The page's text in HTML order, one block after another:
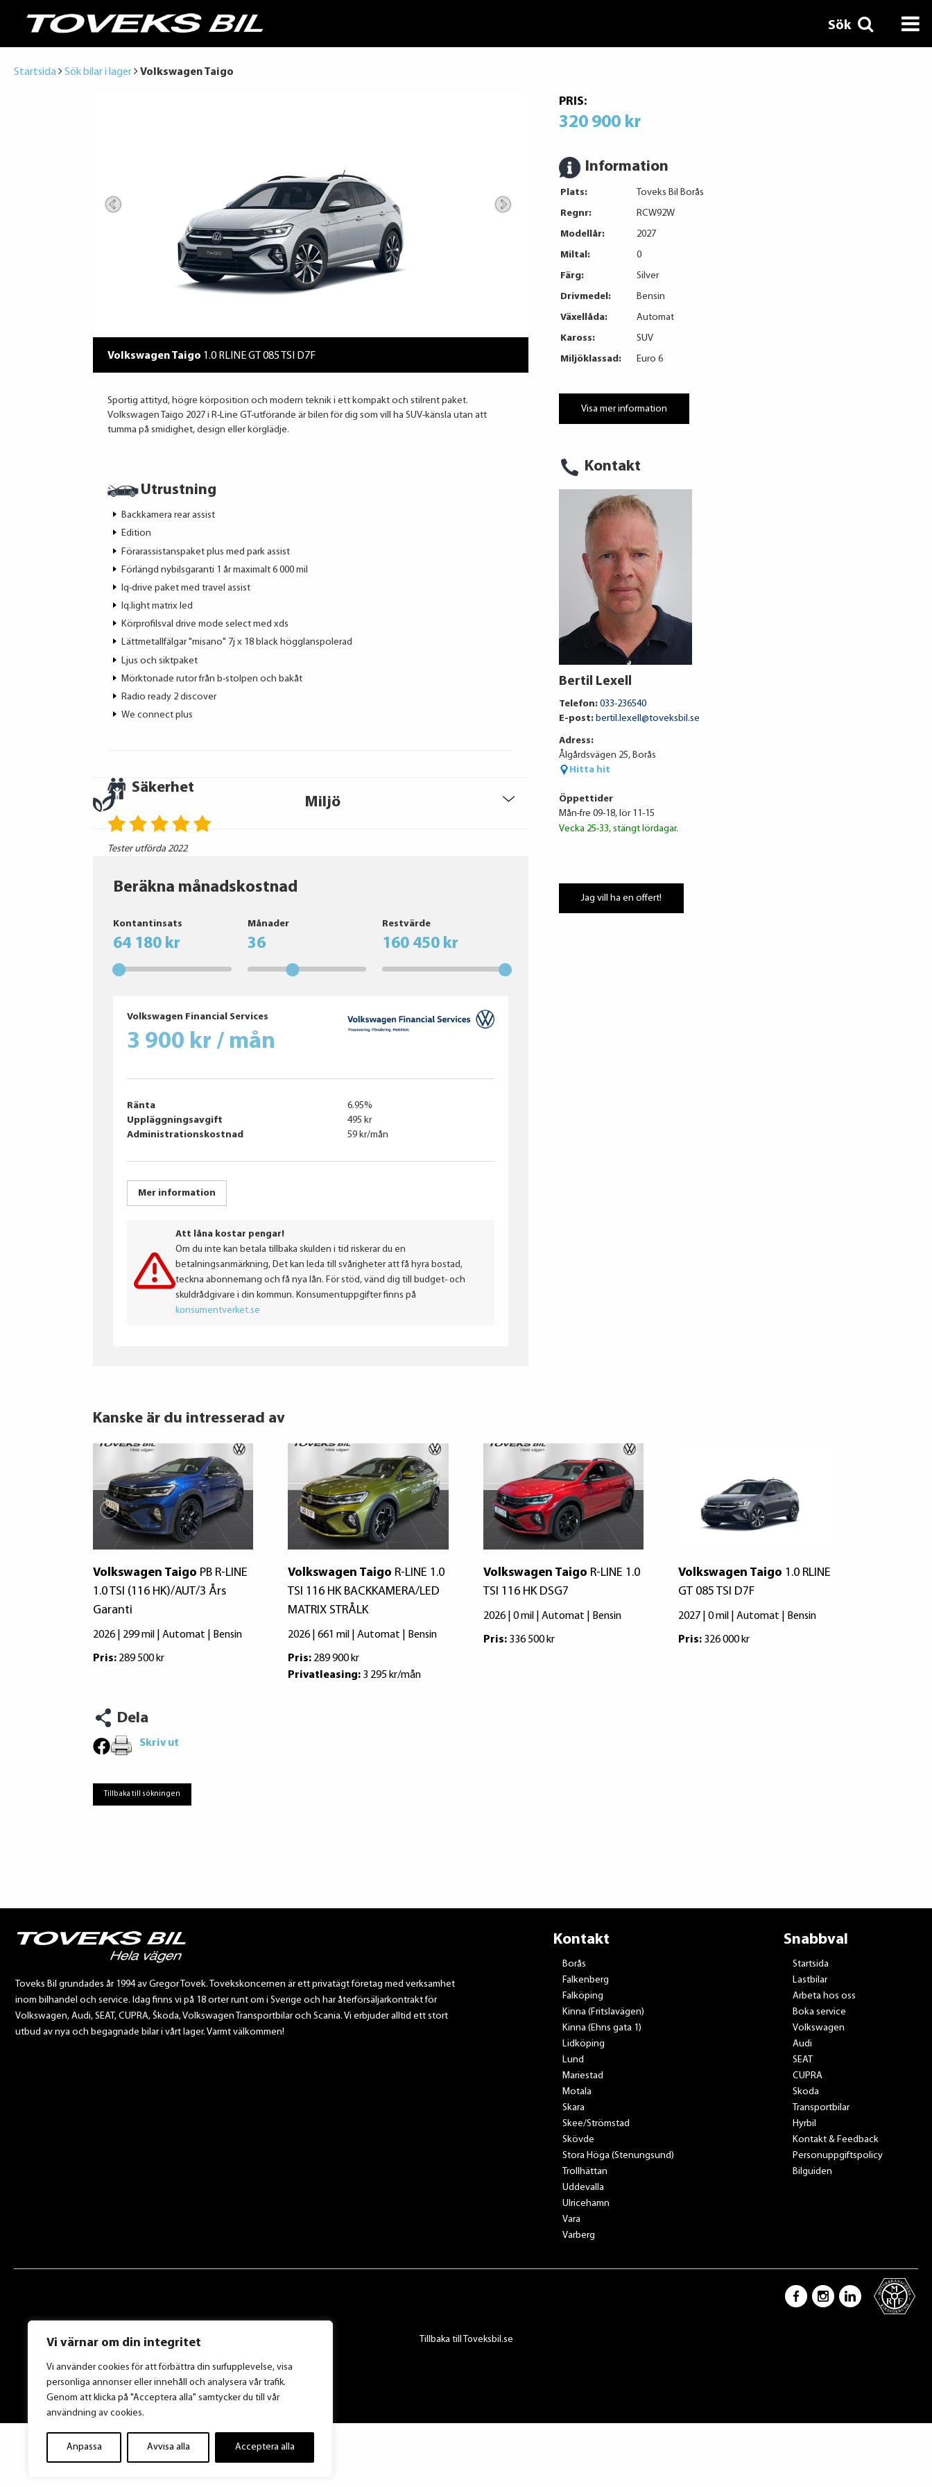
Vi värnar om din integritet
Vi använder cookies för att förbättra din surfupplevelse, visa
personliga annonser eller innehåll och analysera vår trafik.
Genom att klicka på "Acceptera alla" samtycker du till vår
användning av cookies.
Anpassa Avvisa alla Acceptera alla
Sök
Startsida Sök bilar i lager Volkswagen Taigo
Volkswagen Taigo 1.0 RLINE GT 085 TSI D7F
Sportig attityd, högre körposition och modern teknik i ett kompakt och stilrent paket.
Volkswagen Taigo 2027 i R-Line GT-utförande är bilen för dig som vill ha SUV-känsla utan att
tumma på smidighet, design eller körglädje.
Utrustning
Backkamera rear assist
Edition
Förarassistanspaket plus med park assist
Förlängd nybilsgaranti 1 år maximalt 6 000 mil
Iq-drive paket med travel assist
Iq.light matrix led
Körprofilsval drive mode select med xds
Lättmetallfälgar "misano" 7j x 18 black högglanspolerad
Ljus och siktpaket
Mörktonade rutor från b-stolpen och bakåt
Radio ready 2 discover
We connect plus
Säkerhet
Tester utförda 2022
Miljö
Beräkna månadskostnad
Kontantinsats
64 180 kr
Månader
36
Restvärde
160 450 kr
Volkswagen Financial Services
3 900 kr / mån
Ränta
6.95%
Uppläggningsavgift
495 kr
Administrationskostnad
59 kr/mån
Mer information
Att låna kostar pengar!
Om du inte kan betala tillbaka skulden i tid riskerar du en
betalningsanmärkning, Det kan leda till svårigheter att få hyra bostad,
teckna abonnemang och få nya lån. För stöd, vänd dig till budget- och
skuldrådgivare i din kommun. Konsumentuppgifter finns på
konsumentverket.se
PRIS:
320 900 kr
Information
Plats:
Toveks Bil Borås
Regnr:
RCW92W
Modellår:
2027
Miltal:
0
Färg:
Silver
Drivmedel:
Bensin
Växellåda:
Automat
Kaross:
SUV
Miljöklassad:
Euro 6
Visa mer information
Kontakt
Bertil Lexell
Telefon: 033-236540
E-post: bertil.lexell@toveksbil.se
Adress:
Ålgårdsvägen 25, Borås
Hitta hit
Öppettider
Mån-fre 09-18, lör 11-15
Vecka 25-33, stängt lördagar.
Jag vill ha en offert!
Kanske är du intresserad av
Volkswagen Taigo PB R-LINE
1.0 TSI (116 HK)/AUT/3 Års
Garanti
2026 | 299 mil | Automat | Bensin
Pris:289 500 kr
Volkswagen Taigo R-LINE 1.0
TSI 116 HK BACKKAMERA/LED
MATRIX STRÅLK
2026 | 661 mil | Automat | Bensin
Pris: 289 900 kr
Privatleasing: 3 295 kr/mån
Volkswagen Taigo R-LINE 1.0
TSI 116 HK DSG7
2026 | 0 mil | Automat | Bensin
Pris:336 500 kr
Volkswagen Taigo 1.0 RLINE
GT 085 TSI D7F
2027 | 0 mil | Automat | Bensin
Pris: 326 000 kr
Dela
Skriv ut
Tillbaka till sökningen
Toveks Bil grundades år 1994 av Gregor Tovek. Tovekskoncernen är ett privatägt företag med verksamhet
inom bilhandel och service. Idag finns vi på 18 orter runt om i Sverige och har återförsäljarkontrakt för
Volkswagen, Audi, SEAT, CUPRA, Škoda, Volkswagen Transportbilar och Scania. Vi erbjuder alltid ett stort
utbud av nya och begagnade bilar i vårt lager. Varmt välkommen!
Kontakt
Borås
Falkenberg
Falköping
Kinna (Fritslavägen)
Kinna (Ehns gata 1)
Lidköping
Lund
Mariestad
Motala
Skara
Skee/Strömstad
Skövde
Stora Höga (Stenungsund)
Trollhättan
Uddevalla
Ulricehamn
Vara
Varberg
Snabbval
Startsida
Lastbilar
Arbeta hos oss
Boka service
Volkswagen
Audi
SEAT
CUPRA
Skoda
Transportbilar
Hyrbil
Kontakt & Feedback
Personuppgiftspolicy
Bilguiden
Tillbaka till Toveksbil.se